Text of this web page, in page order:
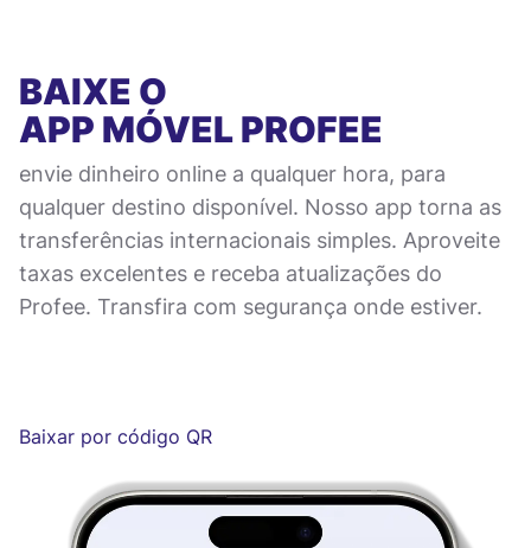
BAIXE O
APP MÓVELPROFEE
envie dinheiro online a qualquer hora, para
qualquer destino disponível. Nosso app torna as
transferências internacionais simples. Aproveite
taxas excelentes e receba atualizações do
Profee. Transfira com segurança onde estiver.
Baixar por código QR